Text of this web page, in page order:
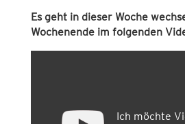
Es geht in dieser Woche
Wochenende im folgenden
Ich möchte